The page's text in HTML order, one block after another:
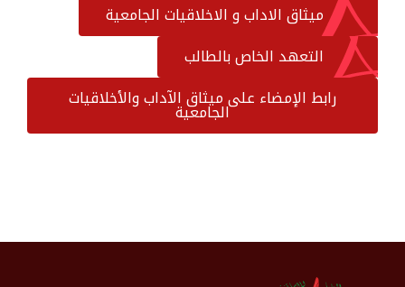
ميثاق الاداب و الاخلاقيات الجامعية
التعهد الخاص بالطالب
رابط الإمضاء على ميثاق الآداب والأخلاقيات
الجامعية